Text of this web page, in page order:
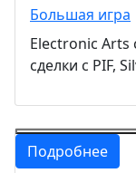
Большая игра
Electronic Arts
сделки с PIF,
Подробнее